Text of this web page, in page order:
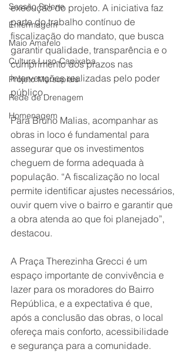
Sessão Solene
Enfermagem
Maio Amarelo
Cultura Luso-Capixaba
Projeto Marsupiais
Rede de Drenagem
Homenagem
execução do projeto. A iniciativa faz
parte do trabalho contínuo de
fiscalização do mandato, que busca
garantir qualidade, transparência e o
cumprimento dos prazos nas
intervenções realizadas pelo poder
público.
Para Bruno Malias, acompanhar as
obras in loco é fundamental para
assegurar que os investimentos
cheguem de forma adequada à
população. “A fiscalização no local
permite identificar ajustes necessários,
ouvir quem vive o bairro e garantir que
a obra atenda ao que foi planejado”,
destacou.
A Praça Therezinha Grecci é um
espaço importante de convivência e
lazer para os moradores do Bairro
República, e a expectativa é que,
após a conclusão das obras, o local
ofereça mais conforto, acessibilidade
e segurança para a comunidade.